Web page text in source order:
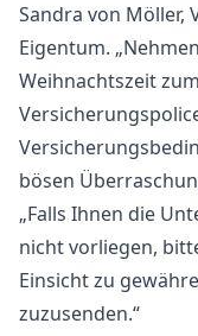
Sandra von Möller,
Eigentum.
Weihnachtszeit
bösen
„Falls Ihnen die
nicht vorliegen,
Einsicht zu
zuzusenden.“